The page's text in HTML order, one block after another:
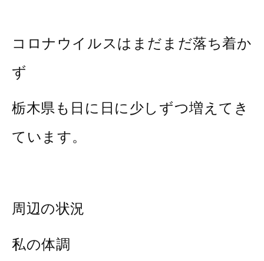
コロナウイルスはまだまだ落ち着か
ず
栃木県も日に日に少しずつ増えてき
ています。
周辺の状況
私の体調